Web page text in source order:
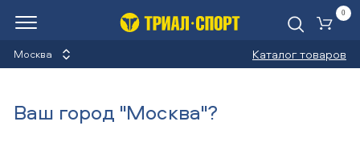
Москва Каталог товаров
0
Ваш город "Москва"?